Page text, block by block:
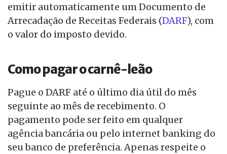
emitir automaticamente um Documento de
Arrecadação de Receitas Federais (DARF), com
o valor do imposto devido.
Como pagar o carnê-leão
Pague o DARF até o último dia útil do mês
seguinte ao mês de recebimento. O
pagamento pode ser feito em qualquer
agência bancária ou pelo internet banking do
seu banco de preferência. Apenas respeite o